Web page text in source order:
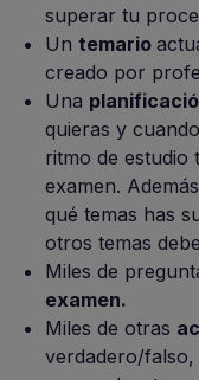
superar tu
Un temario
creado por
Una
quieras y
ritmo de estudio
examen.
qué temas has
otros temas
Miles de
examen.
Miles de otras
verdadero/